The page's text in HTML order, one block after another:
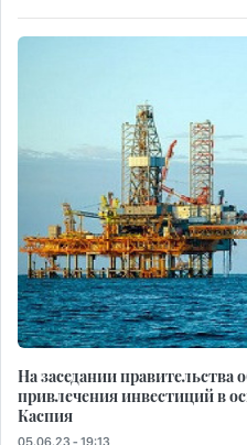
На заседании
привлечения инвестиций в
Каспия